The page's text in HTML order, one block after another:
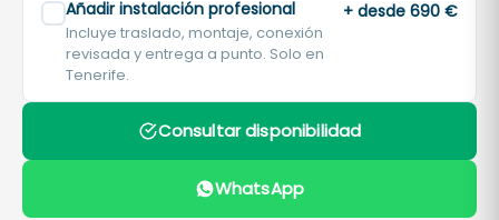
Añadir instalación profesional
Incluye traslado, montaje, conexión
revisada y entrega a punto. Solo en
Tenerife.
+ desde 690 €
Consultar disponibilidad
WhatsApp